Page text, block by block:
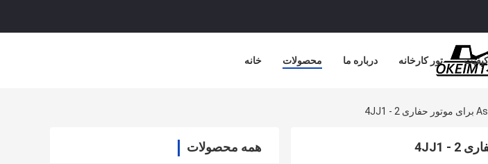
خانه محصولات درباره ما تور کارخانه
همه محصولات